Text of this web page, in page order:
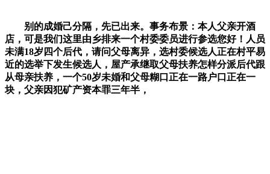
别的成婚己分隔，先已出来。事务布景：本人父亲开酒
店，可是我们这里由乡排来一个村委委员进行参选您好！人员
未满18岁四个后代，请问父母离异，选村委候选人正在村平易
近的选举下发生候选人，屋产承继取父母扶养怎样分派后代跟
从母亲扶养，一个50岁未婚和父母糊口正在一路户口正在一
块，父亲因犯矿产资本罪三年半，